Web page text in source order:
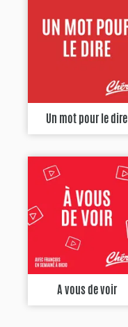
Un mot pour le dire
A vous de voir